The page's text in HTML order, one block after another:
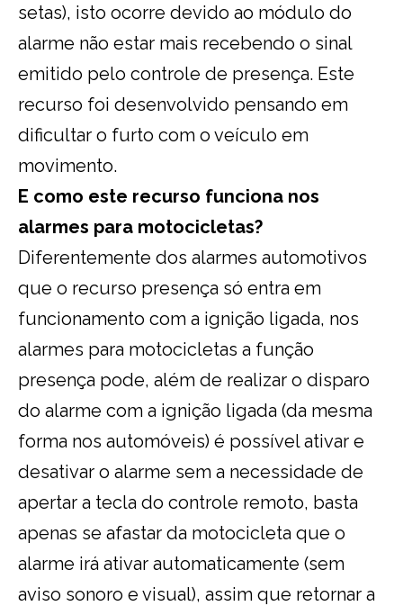
setas), isto ocorre devido ao módulo do
alarme não estar mais recebendo o sinal
emitido pelo controle de presença. Este
recurso foi desenvolvido pensando em
dificultar o furto com o veículo em
movimento.
E como este recurso funciona nos
alarmes para motocicletas?
Diferentemente dos alarmes automotivos
que o recurso presença só entra em
funcionamento com a ignição ligada, nos
alarmes para motocicletas a função
presença pode, além de realizar o disparo
do alarme com a ignição ligada (da mesma
forma nos automóveis) é possível ativar e
desativar o alarme sem a necessidade de
apertar a tecla do controle remoto, basta
apenas se afastar da motocicleta que o
alarme irá ativar automaticamente (sem
aviso sonoro e visual), assim que retornar a